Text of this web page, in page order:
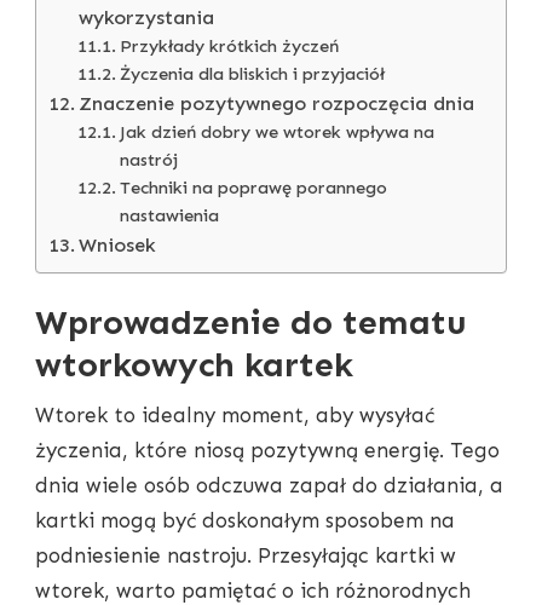
wykorzystania
Przykłady krótkich życzeń
Życzenia dla bliskich i przyjaciół
Znaczenie pozytywnego rozpoczęcia dnia
Jak dzień dobry we wtorek wpływa na
nastrój
Techniki na poprawę porannego
nastawienia
Wniosek
Wprowadzenie do tematu
wtorkowych kartek
Wtorek to idealny moment, aby wysyłać
życzenia, które niosą pozytywną energię. Tego
dnia wiele osób odczuwa zapał do działania, a
kartki mogą być doskonałym sposobem na
podniesienie nastroju. Przesyłając kartki w
wtorek, warto pamiętać o ich różnorodnych